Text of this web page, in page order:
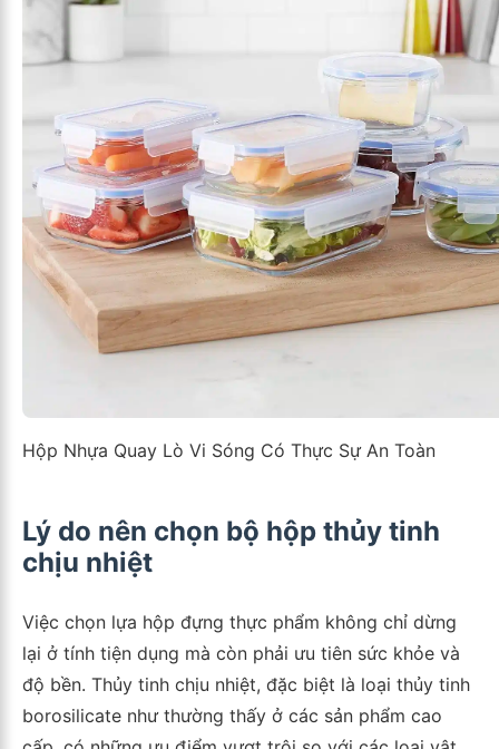
Hộp Nhựa Quay Lò Vi Sóng Có Thực Sự An Toàn
Lý do nên chọn bộ hộp thủy tinh
chịu nhiệt
Việc chọn lựa hộp đựng thực phẩm không chỉ dừng
lại ở tính tiện dụng mà còn phải ưu tiên sức khỏe và
độ bền. Thủy tinh chịu nhiệt, đặc biệt là loại thủy tinh
borosilicate như thường thấy ở các sản phẩm cao